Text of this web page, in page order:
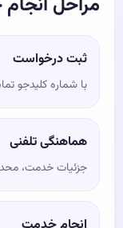
ثبت درخواست
با شماره کلیدجو
هماهنگی تلفنی
جزئیات خدمت،